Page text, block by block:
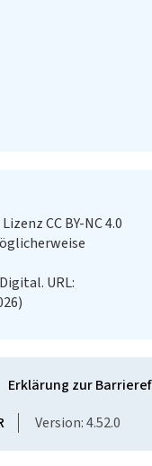
CC BY-NC 4.0
URL:
Erklärung zur
Version: 4.52.0